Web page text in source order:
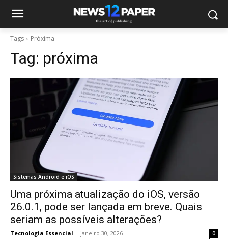
Tags Próxima
Tag: próxima
Sistemas Android e iOS
Uma próxima atualização do iOS, versão
26.0.1, pode ser lançada em breve. Quais
seriam as possíveis alterações?
Tecnologia Essencial - janeiro 30, 2026 0